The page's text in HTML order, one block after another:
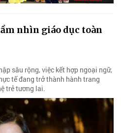
nhìn giáo dục toàn
sâu rộng, việc kết hợp ngoại ngữ,
tế đang trở thành hành trang
trẻ tương lai.